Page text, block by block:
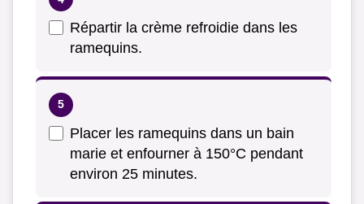
Répartir la crème refroidie dans les
ramequins.
Placer les ramequins dans un bain
marie et enfourner à 150°C pendant
environ 25 minutes.